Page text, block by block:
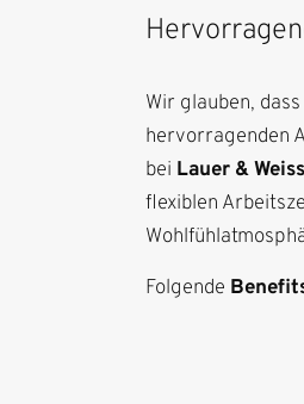
Wir glauben,
hervorragenden
bei Lauer & Weiss
flexiblen
Folgende